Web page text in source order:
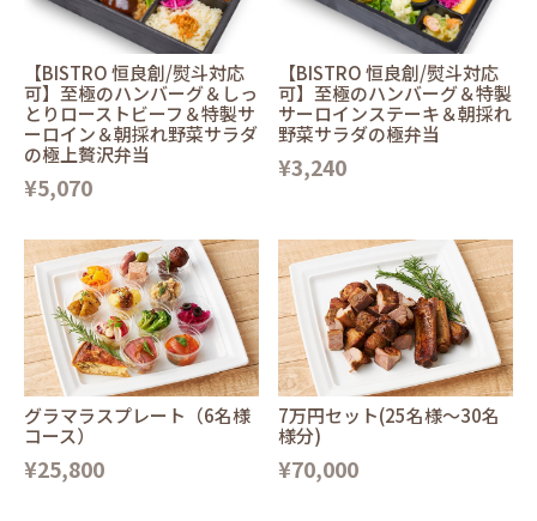
【BISTRO 恒良創/熨斗対応
可】至極のハンバーグ＆しっ
とりローストビーフ＆特製サ
ーロイン＆朝採れ野菜サラダ
の極上贅沢弁当
¥5,070
【BISTRO 恒良創/熨斗対応
可】至極のハンバーグ＆特製
サーロインステーキ＆朝採れ
野菜サラダの極弁当
¥3,240
グラマラスプレート（6名様
コース）
¥25,800
7万円セット(25名様〜30名
様分)
¥70,000